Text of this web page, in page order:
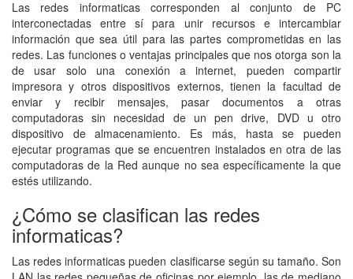
Las redes informaticas corresponden al conjunto de PC
interconectadas entre sí para unir recursos e intercambiar
información que sea útil para las partes comprometidas en las
redes. Las funciones o ventajas principales que nos otorga son la
de usar solo una conexión a internet, pueden compartir
impresora y otros dispositivos externos, tienen la facultad de
enviar y recibir mensajes, pasar documentos a otras
computadoras sin necesidad de un pen drive, DVD u otro
dispositivo de almacenamiento. Es más, hasta se pueden
ejecutar programas que se encuentren instalados en otra de las
computadoras de la Red aunque no sea específicamente la que
estés utilizando.
¿Cómo se clasifican las redes
informaticas?
Las redes informaticas pueden clasificarse según su tamaño. Son